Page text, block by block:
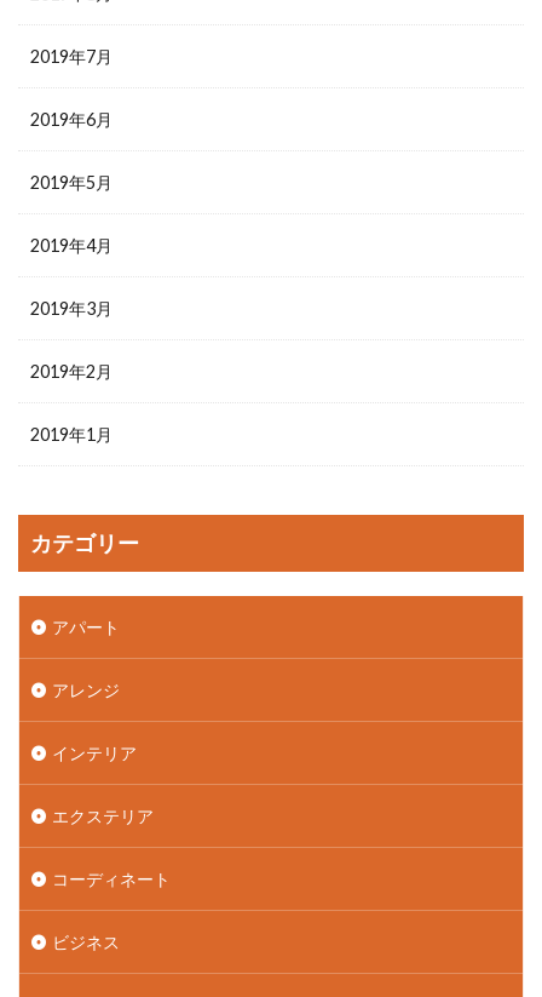
2019年7月
2019年6月
2019年5月
2019年4月
2019年3月
2019年2月
2019年1月
カテゴリー
アパート
アレンジ
インテリア
エクステリア
コーディネート
ビジネス